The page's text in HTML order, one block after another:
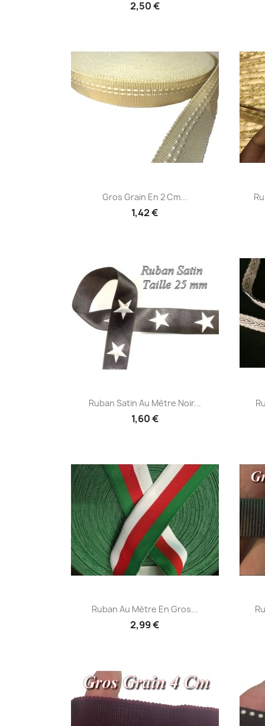
2,50 €
Aperçu rapide
Gros Grain En 2 Cm...
1,42 €
Aperçu rapide
Ruban Satin Au Mètre Noir...
1,60 €
 Aperçu rapide
Ruban Au Mètre En Gros...
2,99 €